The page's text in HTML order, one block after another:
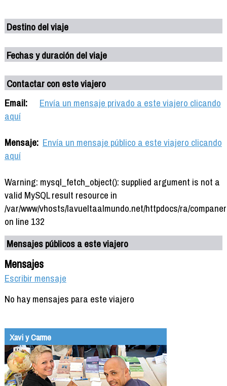
Destino del viaje
Fechas y duración del viaje
Contactar con este viajero
Email:
Envía un mensaje privado a este viajero clicando
aquí
Mensaje: Envía un mensaje público a este viajero clicando
aquí
Warning: mysql_fetch_object(): supplied argument is not a
valid MySQL result resource in
/var/www/vhosts/lavueltaalmundo.net/httpdocs/ra/
on line 132
Mensajes públicos a este viajero
Mensajes
Escribir mensaje
No hay mensajes para este viajero
Xavi y Carme